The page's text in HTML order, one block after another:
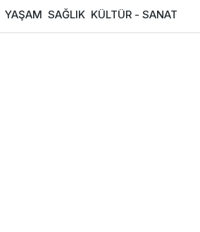
YAŞAM SAĞLIK KÜLTÜR - SANAT